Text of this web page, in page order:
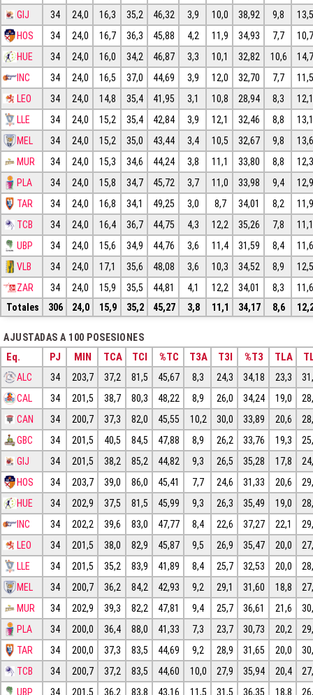
GIJ
34 24,0 16,3 35,2 46,32 3,9 10,0 38,92 9,8
HOS
34 24,0 16,7 36,3 45,88 4,2 11,9 34,93 7,7
HUE
34 24,0 16,0 34,2 46,87 3,3 10,1 32,82 10,6
INC
34 24,0 16,5 37,0 44,69 3,9 12,0 32,70 7,7
LEO
34 24,0 14,8 35,4 41,95 3,1 10,8 28,94 8,3
LLE
34 24,0 15,2 35,4 42,84 3,9 12,1 32,46 8,8
MEL
34 24,0 15,2 35,0 43,44 3,4 10,5 32,67 9,8
MUR
34 24,0 15,3 34,6 44,24 3,8 11,1 33,80 8,8
PLA
34 24,0 15,8 34,7 45,72 3,7 11,0 33,98 9,4
TAR
34 24,0 16,8 34,1 49,25 3,0 8,7 34,01 8,2
TCB
34 24,0 16,4 36,7 44,75 4,3 12,2 35,26 7,8
UBP
34 24,0 15,6 34,9 44,76 3,6 11,4 31,59 8,4
VLB
34 24,0 17,1 35,6 48,08 3,6 10,3 34,52 8,9
ZAR
34 24,0 15,9 35,5 44,81 4,1 12,2 34,01 8,3
Totales
306 24,0 15,9 35,2 45,27 3,8 11,1 34,17 8,6
AJUSTADAS A 100 POSESIONES
Eq. PJ MIN TCA TCI %TC T3A T3I %T3 TLA
ALC 34 203,7 37,2 81,5 45,67 8,3 24,3 34,18 23,3
CAL
34 201,5 38,7 80,3 48,22 8,9 26,0 34,24 19,0
CAN
34 200,7 37,3 82,0 45,55 10,2 30,0 33,89 20,6
GBC
34 201,5 40,5 84,5 47,88 8,9 26,2 33,76 19,3
GIJ
34 201,5 38,2 85,2 44,82 9,3 26,5 35,28 17,8
HOS
34 203,7 39,0 86,0 45,41 7,7 24,6 31,33 20,6
HUE
34 202,9 37,5 81,5 45,99 9,3 26,3 35,49 19,0
INC
34 202,2 39,6 83,0 47,77 8,4 22,6 37,27 22,1
LEO
34 201,5 38,0 82,9 45,87 9,5 26,9 35,47 20,0
LLE
34 201,5 35,2 83,9 41,89 8,4 25,7 32,53 20,0
MEL
34 200,7 36,2 84,2 42,93 9,2 29,1 31,60 18,8
MUR
34 202,9 39,3 82,2 47,81 9,4 25,7 36,61 21,6
PLA
34 200,0 36,4 88,0 41,33 7,3 23,7 30,73 20,2
TAR
34 200,0 37,3 83,5 44,69 9,2 28,9 31,65 20,0
TCB
34 200,7 37,2 83,5 44,60 10,0 27,9 35,94 20,4
UBP
34 201,5 36,2 83,8 43,16 11,5 31,5 36,35 18,8